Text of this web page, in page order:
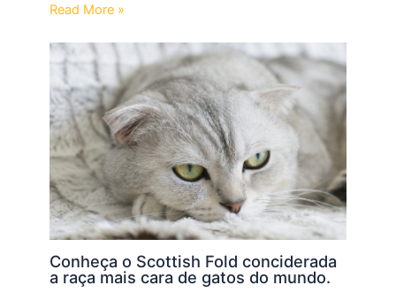
Read More »
Conheça o Scottish Fold conciderada
a raça mais cara de gatos do mundo.